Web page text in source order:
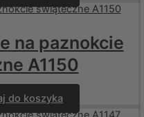
na paznokcie
A1150
do koszyka